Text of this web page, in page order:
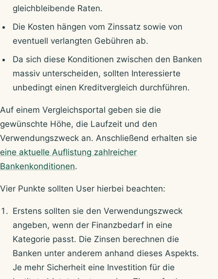
gleichbleibende Raten.
Die Kosten hängen vom Zinssatz sowie von
eventuell verlangten Gebühren ab.
Da sich diese Konditionen zwischen den Banken
massiv unterscheiden, sollten Interessierte
unbedingt einen Kreditvergleich durchführen.
Auf einem Vergleichsportal geben sie die
gewünschte Höhe, die Laufzeit und den
Verwendungszweck an. Anschließend erhalten sie
eine aktuelle Auflistung zahlreicher
Bankenkonditionen.
Vier Punkte sollten User hierbei beachten:
Erstens sollten sie den Verwendungszweck
angeben, wenn der Finanzbedarf in eine
Kategorie passt. Die Zinsen berechnen die
Banken unter anderem anhand dieses Aspekts.
Je mehr Sicherheit eine Investition für die